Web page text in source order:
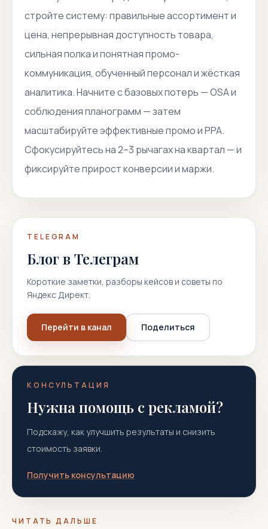
стройте систему: правильные ассортимент и
цена, непрерывная доступность товара,
сильная полка и понятная промо-
коммуникация, обученный персонал и жёсткая
аналитика. Начните с базовых потерь — OSA и
соблюдения планограмм — затем
масштабируйте эффективные промо и PPA.
Сфокусируйтесь на 2–3 рычагах на квартал — и
фиксируйте прирост конверсии и маржи.
TELEGRAM
Блог в Телеграм
Короткие заметки, разборы кейсов и советы по
Яндекс Директ.
Перейти в канал Поделиться
КОНСУЛЬТАЦИЯ
Нужна помощь с рекламой?
Подскажу, как улучшить результаты и снизить
стоимость заявки.
Получить консультацию
ЧИТАТЬ ДАЛЬШЕ